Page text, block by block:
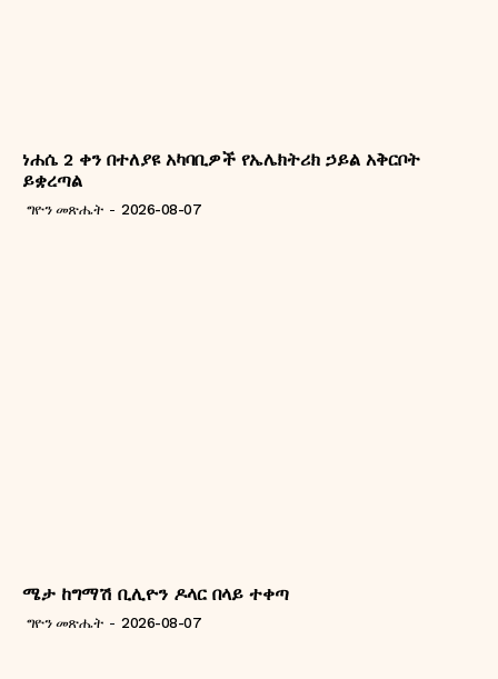
ነሐሴ 2 ቀን በተለያዩ አካባቢዎች የኤሌክትሪክ ኃይል አቅርቦት
ይቋረጣል
ግዮን መጽሔት - 2026-08-07
ሜታ ከግማሽ ቢሊዮን ዶላር በላይ ተቀጣ
ግዮን መጽሔት - 2026-08-07